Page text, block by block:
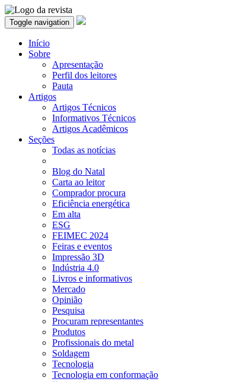
Toggle navigation
Início
Sobre
Apresentação
Perfil dos leitores
Pauta
Artigos
Artigos Técnicos
Informativos Técnicos
Artigos Acadêmicos
Seções
Todas as notícias
Blog do Natal
Carta ao leitor
Comprador procura
Eficiência energética
Em alta
ESG
FEIMEC 2024
Feiras e eventos
Impressão 3D
Indústria 4.0
Livros e informativos
Mercado
Opinião
Pesquisa
Procuram representantes
Produtos
Profissionais do metal
Soldagem
Tecnologia
Tecnologia em conformação